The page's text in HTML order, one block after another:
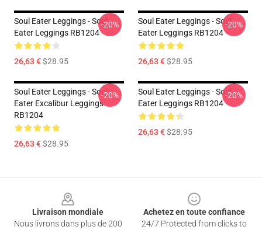
Soul Eater Leggings - Soul
Eater Leggings RB1204
26,63 €$28.95
-20%
Soul Eater Leggings - Soul
Eater Leggings RB1204
26,63 €$28.95
-20%
Soul Eater Leggings - Soul
Eater Excalibur Leggings
RB1204
26,63 €$28.95
-20%
Soul Eater Leggings - Soul
Eater Leggings RB1204
26,63 €$28.95
-20%
Livraison mondiale
Nous livrons dans plus de 200
Achetez en toute confiance
24/7 Protected from clicks to